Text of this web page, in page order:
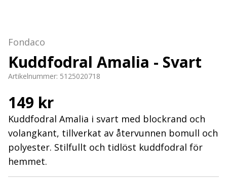
Fondaco
Kuddfodral Amalia - Svart
Artikelnummer: 5125020718
149 kr
Kuddfodral Amalia i svart med blockrand och
volangkant, tillverkat av återvunnen bomull och
polyester. Stilfullt och tidlöst kuddfodral för
hemmet.